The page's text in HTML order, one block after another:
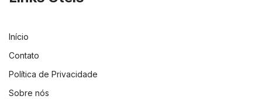
Início
Contato
Política de Privacidade
Sobre nós